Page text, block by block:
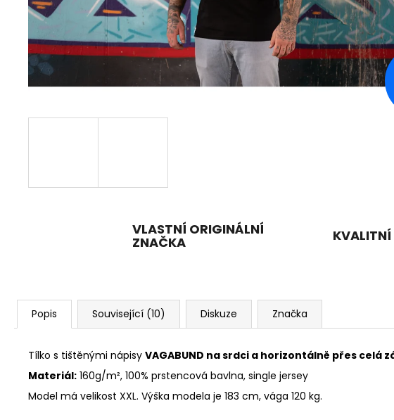
VLASTNÍ ORIGINÁLNÍ
ZNAČKA
Popis Související (10) Diskuze Značka
Tílko s tištěnými nápisy VAGABUND na srdci a horizontálně přes celá
Materiál: 160g/m², 100% prstencová bavlna, single jersey
Model má velikost XXL. Výška modela je 183 cm, vága 120 kg.
999 Kč
99 Kč